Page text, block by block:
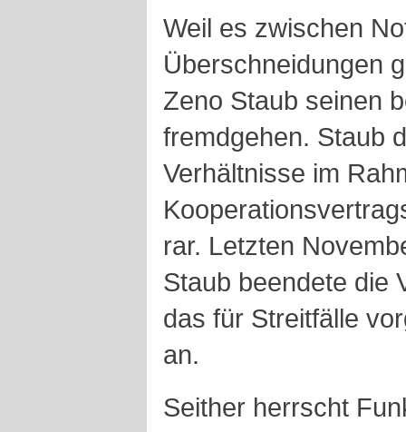
Weil es zwischen
Überschneidungen
Zeno Staub seinen
fremdgehen. Staub
Verhältnisse im
rar. Letzten
Staub beendete die
das für Streitfälle
an.
Seither herrscht